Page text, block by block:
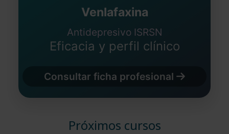
Venlafaxina
Antidepresivo ISRSN
Eficacia y perfil clínico
Consultar ficha profesional
Próximos cursos